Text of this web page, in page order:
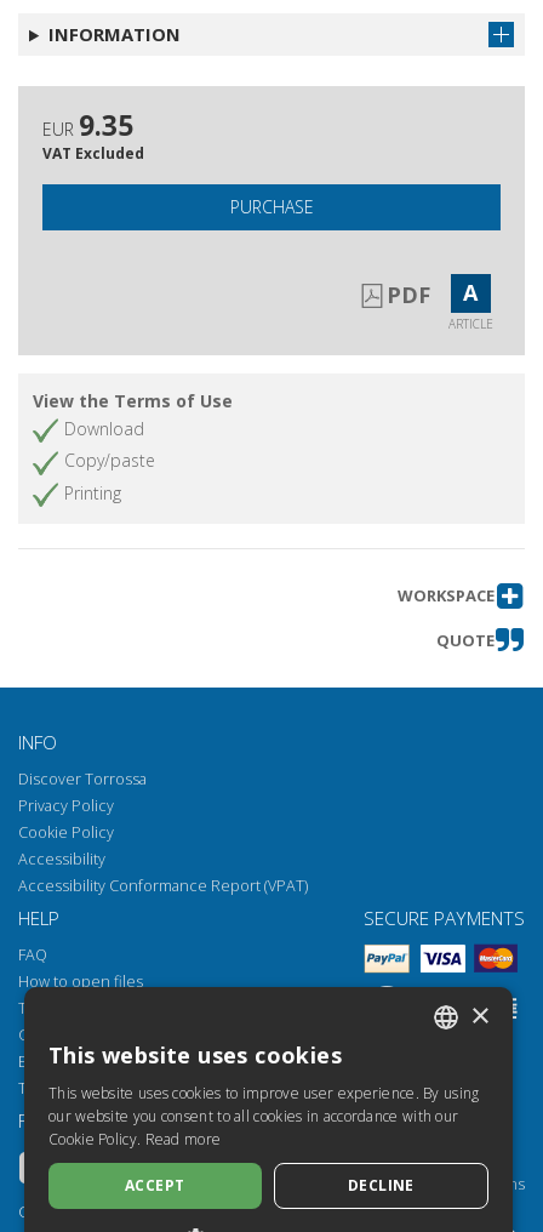
INFORMATION
EUR 9.35
VAT Excluded
PURCHASE
PDF A
ARTICLE
View the Terms of Use
Download
Copy/paste
Printing
WORKSPACE
QUOTE
INFO
Discover Torrossa
Privacy Policy
Cookie Policy
Accessibility
Accessibility Conformance Report (VPAT)
HELP
FAQ
How to open files
Torrossa Reader
Copyright obligations
Email: helpdesk@torrossa.com
Tel: +39 055 5018800
SECURE PAYMENTS
FOLLOW US
Copyright 2000-2026
OUR RESOURCES
Torrossa for Institutions
Torrossa Open
SPANISH
×
This website uses cookies
This website uses cookies to improve user experience. By using
our website you consent to all cookies in accordance with our
Cookie Policy. Read more
ACCEPT DECLINE